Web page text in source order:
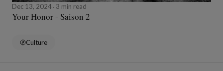
Dec 13, 2024 3 min read
Your Honor - Saison 2
Culture